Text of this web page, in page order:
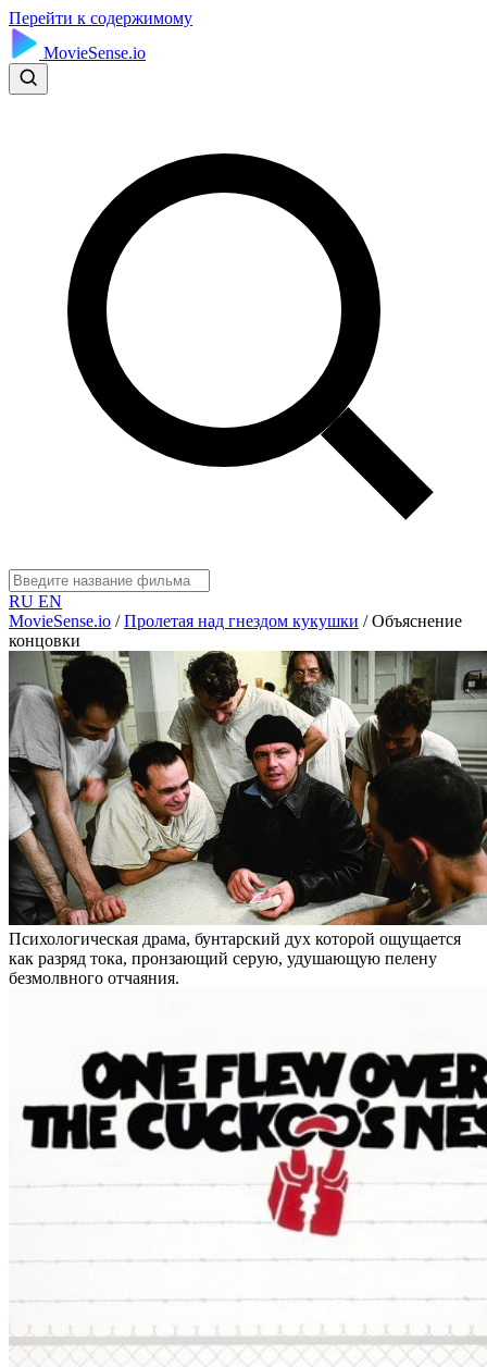
Перейти к содержимому
MovieSense.io
RU EN
MovieSense.io / Пролетая над гнездом кукушки / Объяснение
концовки
Психологическая драма, бунтарский дух которой ощущается
как разряд тока, пронзающий серую, удушающую пелену
безмолвного отчаяния.